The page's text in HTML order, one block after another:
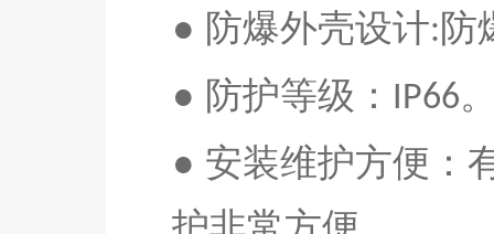
● 防爆外壳设计:防
● 防护等级： IP66
● 安装维护方便：